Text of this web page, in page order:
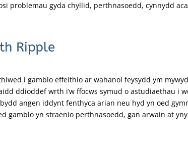
problemau gyda chyllid, perthnasoedd, cynnydd
Ripple
i gamblo effeithio ar wahanol feysydd ym
ddioddef wrth i’w ffocws symud o astudiaethau
angen iddynt fenthyca arian neu hyd yn oed
gamblo yn straenio perthnasoedd, gan arwain at